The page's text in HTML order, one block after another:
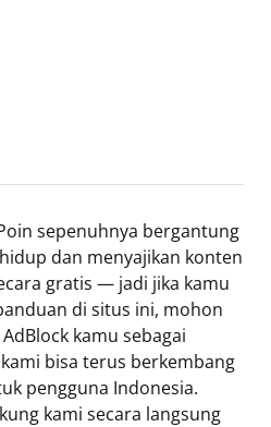
sepenuhnya bergantung
dan menyajikan konten
gratis — jadi jika kamu
di situs ini, mohon
kamu sebagai
bisa terus berkembang
pengguna Indonesia.
kami secara langsung